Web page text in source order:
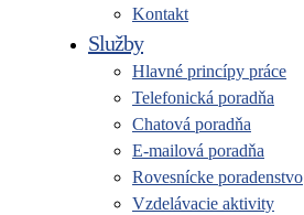
Kontakt
Služby
Hlavné princípy práce
Telefonická poradňa
Chatová poradňa
E-mailová poradňa
Rovesnícke poradenstvo
Vzdelávacie aktivity